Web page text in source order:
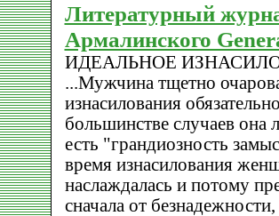
Литературный
Армалинского
ИДЕАЛЬНОЕ
...Мужчина тщетно
изнасилования
большинстве случаев она
есть "грандиозность
время изнасилования
наслаждалась и потому
сначала от